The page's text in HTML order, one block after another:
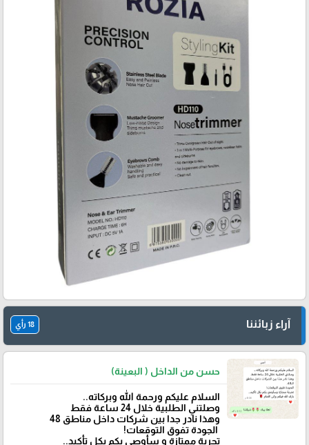
آراء زبائننا 18 رأي
حسن من الداخل ( البعينة)
‏السلام عليكم ورحمة الله وبركاته..
وصلتني الطلبية خلال 24 ساعة فقط
‏وهذا نادر جدا بين شركات داخل مناطق 48
‏ الجودة تفوق التوقعات!
تجربة ممتازة و سأوصي بكم بكل تأكيد..